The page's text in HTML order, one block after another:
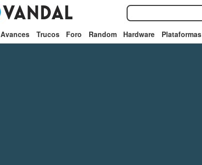
Avances Trucos Foro Random Hardware Plataformas